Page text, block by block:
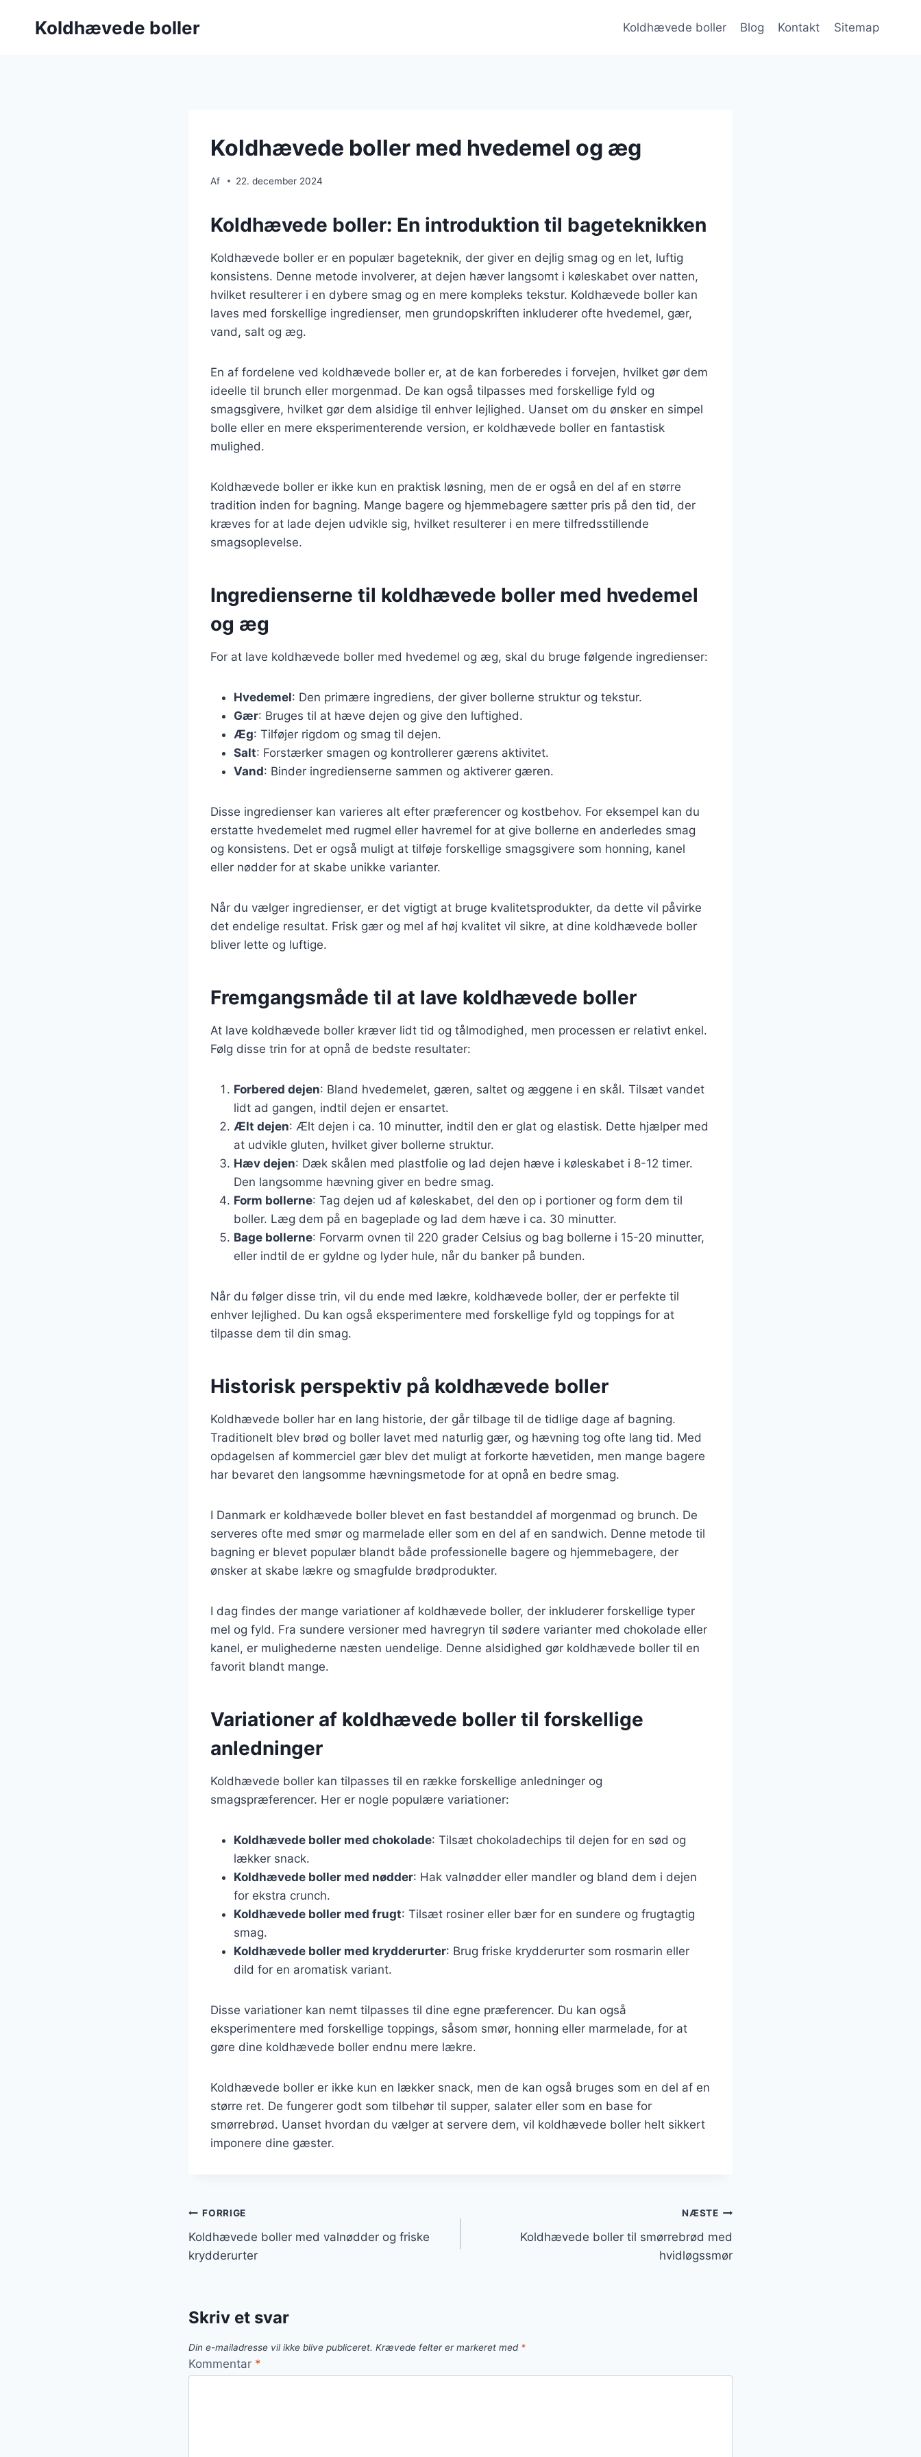
Koldhævede boller Koldhævede boller Blog Kontakt Sitemap
Koldhævede boller med hvedemel og æg
Af 22. december 2024
Koldhævede boller: En introduktion til bageteknikken
Koldhævede boller er en populær bageteknik, der giver en dejlig smag og en let, luftig
konsistens. Denne metode involverer, at dejen hæver langsomt i køleskabet over natten,
hvilket resulterer i en dybere smag og en mere kompleks tekstur. Koldhævede boller kan
laves med forskellige ingredienser, men grundopskriften inkluderer ofte hvedemel, gær,
vand, salt og æg.
En af fordelene ved koldhævede boller er, at de kan forberedes i forvejen, hvilket gør dem
ideelle til brunch eller morgenmad. De kan også tilpasses med forskellige fyld og
smagsgivere, hvilket gør dem alsidige til enhver lejlighed. Uanset om du ønsker en simpel
bolle eller en mere eksperimenterende version, er koldhævede boller en fantastisk
mulighed.
Koldhævede boller er ikke kun en praktisk løsning, men de er også en del af en større
tradition inden for bagning. Mange bagere og hjemmebagere sætter pris på den tid, der
kræves for at lade dejen udvikle sig, hvilket resulterer i en mere tilfredsstillende
smagsoplevelse.
Ingredienserne til koldhævede boller med hvedemel
og æg
For at lave koldhævede boller med hvedemel og æg, skal du bruge følgende ingredienser:
Hvedemel: Den primære ingrediens, der giver bollerne struktur og tekstur.
Gær: Bruges til at hæve dejen og give den luftighed.
Æg: Tilføjer rigdom og smag til dejen.
Salt: Forstærker smagen og kontrollerer gærens aktivitet.
Vand: Binder ingredienserne sammen og aktiverer gæren.
Disse ingredienser kan varieres alt efter præferencer og kostbehov. For eksempel kan du
erstatte hvedemelet med rugmel eller havremel for at give bollerne en anderledes smag
og konsistens. Det er også muligt at tilføje forskellige smagsgivere som honning, kanel
eller nødder for at skabe unikke varianter.
Når du vælger ingredienser, er det vigtigt at bruge kvalitetsprodukter, da dette vil påvirke
det endelige resultat. Frisk gær og mel af høj kvalitet vil sikre, at dine koldhævede boller
bliver lette og luftige.
Fremgangsmåde til at lave koldhævede boller
At lave koldhævede boller kræver lidt tid og tålmodighed, men processen er relativt enkel.
Følg disse trin for at opnå de bedste resultater:
Forbered dejen: Bland hvedemelet, gæren, saltet og æggene i en skål. Tilsæt vandet
lidt ad gangen, indtil dejen er ensartet.
Ælt dejen: Ælt dejen i ca. 10 minutter, indtil den er glat og elastisk. Dette hjælper med
at udvikle gluten, hvilket giver bollerne struktur.
Hæv dejen: Dæk skålen med plastfolie og lad dejen hæve i køleskabet i 8-12 timer.
Den langsomme hævning giver en bedre smag.
Form bollerne: Tag dejen ud af køleskabet, del den op i portioner og form dem til
boller. Læg dem på en bageplade og lad dem hæve i ca. 30 minutter.
Bage bollerne: Forvarm ovnen til 220 grader Celsius og bag bollerne i 15-20 minutter,
eller indtil de er gyldne og lyder hule, når du banker på bunden.
Når du følger disse trin, vil du ende med lækre, koldhævede boller, der er perfekte til
enhver lejlighed. Du kan også eksperimentere med forskellige fyld og toppings for at
tilpasse dem til din smag.
Historisk perspektiv på koldhævede boller
Koldhævede boller har en lang historie, der går tilbage til de tidlige dage af bagning.
Traditionelt blev brød og boller lavet med naturlig gær, og hævning tog ofte lang tid. Med
opdagelsen af kommerciel gær blev det muligt at forkorte hævetiden, men mange bagere
har bevaret den langsomme hævningsmetode for at opnå en bedre smag.
I Danmark er koldhævede boller blevet en fast bestanddel af morgenmad og brunch. De
serveres ofte med smør og marmelade eller som en del af en sandwich. Denne metode til
bagning er blevet populær blandt både professionelle bagere og hjemmebagere, der
ønsker at skabe lækre og smagfulde brødprodukter.
I dag findes der mange variationer af koldhævede boller, der inkluderer forskellige typer
mel og fyld. Fra sundere versioner med havregryn til sødere varianter med chokolade eller
kanel, er mulighederne næsten uendelige. Denne alsidighed gør koldhævede boller til en
favorit blandt mange.
Variationer af koldhævede boller til forskellige
anledninger
Koldhævede boller kan tilpasses til en række forskellige anledninger og
smagspræferencer. Her er nogle populære variationer:
Koldhævede boller med chokolade: Tilsæt chokoladechips til dejen for en sød og
lækker snack.
Koldhævede boller med nødder: Hak valnødder eller mandler og bland dem i dejen
for ekstra crunch.
Koldhævede boller med frugt: Tilsæt rosiner eller bær for en sundere og frugtagtig
smag.
Koldhævede boller med krydderurter: Brug friske krydderurter som rosmarin eller
dild for en aromatisk variant.
Disse variationer kan nemt tilpasses til dine egne præferencer. Du kan også
eksperimentere med forskellige toppings, såsom smør, honning eller marmelade, for at
gøre dine koldhævede boller endnu mere lækre.
Koldhævede boller er ikke kun en lækker snack, men de kan også bruges som en del af en
større ret. De fungerer godt som tilbehør til supper, salater eller som en base for
smørrebrød. Uanset hvordan du vælger at servere dem, vil koldhævede boller helt sikkert
imponere dine gæster.
Indlægsnavigation
FORRIGE
Koldhævede boller med valnødder og friske
krydderurter
NÆSTE
Koldhævede boller til smørrebrød med
hvidløgssmør
Skriv et svar
Din e-mailadresse vil ikke blive publiceret. Krævede felter er markeret med *
Kommentar *